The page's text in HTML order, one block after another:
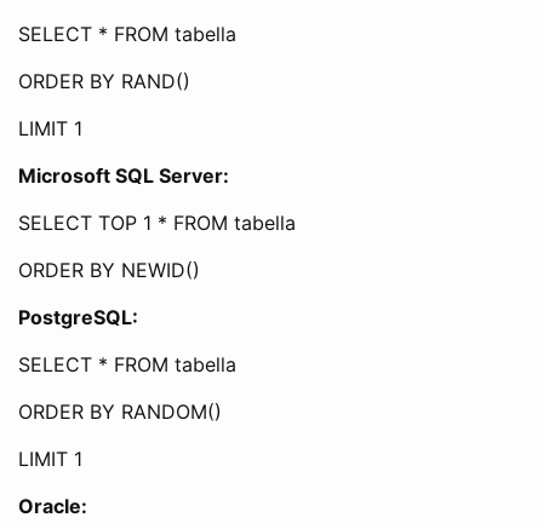
SELECT * FROM tabella
ORDER BY RAND()
LIMIT 1
Microsoft SQL Server:
SELECT TOP 1 * FROM tabella
ORDER BY NEWID()
PostgreSQL:
SELECT * FROM tabella
ORDER BY RANDOM()
LIMIT 1
Oracle: